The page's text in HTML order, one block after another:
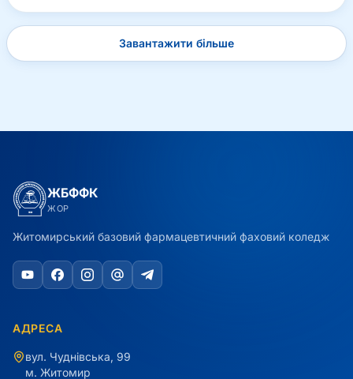
Завантажити більше
ЖБФФК
ЖОР
Житомирський базовий фармацевтичний фаховий коледж
АДРЕСА
вул. Чуднівська, 99
м. Житомир